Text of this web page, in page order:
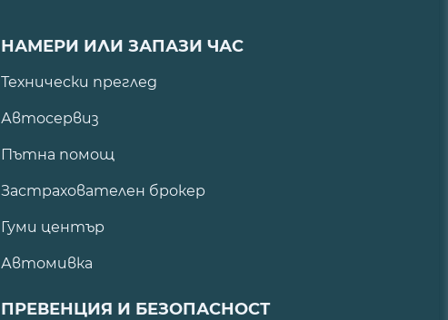
НАМЕРИ ИЛИ ЗАПАЗИ ЧАС
Технически преглед
Автосервиз
Пътна помощ
Застрахователен брокер
Гуми център
Автомивка
ПРЕВЕНЦИЯ И БЕЗОПАСНОСТ